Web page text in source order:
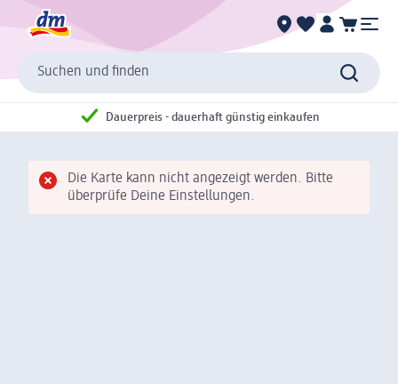
Suchen und finden
Dauerpreis - dauerhaft günstig einkaufen
Die Karte kann nicht angezeigt werden. Bitte
überprüfe Deine Einstellungen.